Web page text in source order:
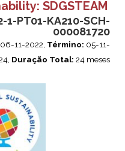
SDGSTEAM
1-PT01-KA210-SCH-
000081720
06-11-2022, Término: 05-11-
Duração Total: 24 meses